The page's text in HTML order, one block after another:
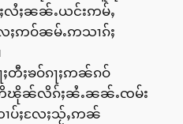
လႆႈၼၼ်ႉယင်းဢမ်ႇ
ႈဢဝ်ၼမ်ႉဢသၢၵ်ႈ
ႈတီႈၶဝ်ၵႃႈဢၼ်ၵဝ်
တိၽိုၼ်လိၵ်ႈၼႆႉၼၼ်ႉၸမ်း
ၢပ်ႈလႄႈသႂ်ႇဢၼ်